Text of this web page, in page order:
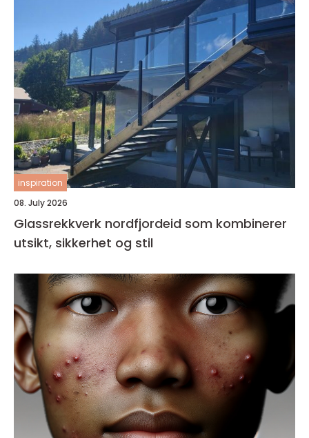
inspiration
08. July 2026
Glassrekkverk nordfjordeid som kombinerer
utsikt, sikkerhet og stil